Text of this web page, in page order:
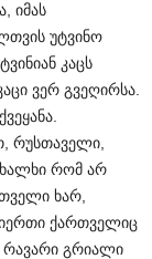
იმას
უტვინო
კაცს
ვერ გვეღირსა.
რუსთაველი,
ხალხი რომ არ
ხარ,
ქართველიც
რავარი გრიალი